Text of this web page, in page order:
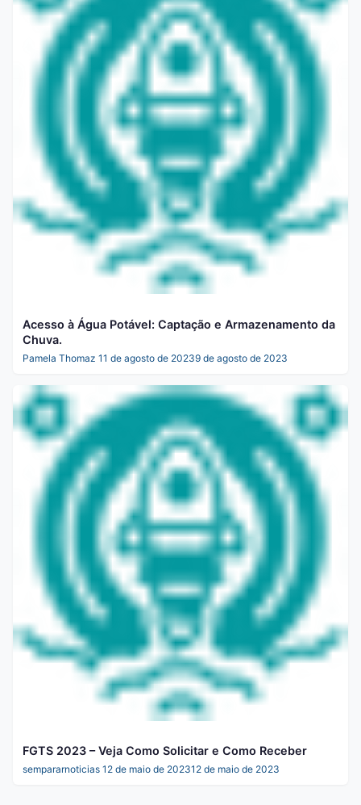
Acesso à Água Potável: Captação e Armazenamento da
Chuva.
Pamela Thomaz 11 de agosto de 20239 de agosto de 2023
FGTS 2023 – Veja Como Solicitar e Como Receber
sempararnoticias 12 de maio de 202312 de maio de 2023